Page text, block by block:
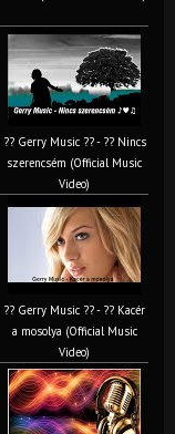
?? Gerry Music ?? - ?? Nincs
szerencsém (Official Music
Video)
?? Gerry Music ?? - ?? Kacér
a mosolya (Official Music
Video)